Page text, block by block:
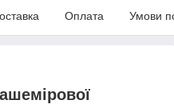
Оплата Умови